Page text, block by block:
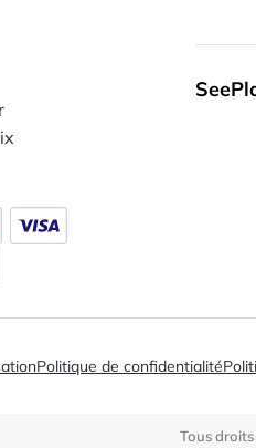
Politique de confidentialité
Tous